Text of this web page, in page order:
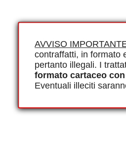
AVVISO
contraffatti, in formato
pertanto illegali. I
formato cartaceo
Eventuali illeciti